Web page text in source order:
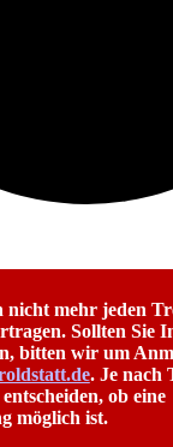
nicht mehr jeden
Sollten Sie
bitten wir um
. Je nach
ob eine
möglich ist.